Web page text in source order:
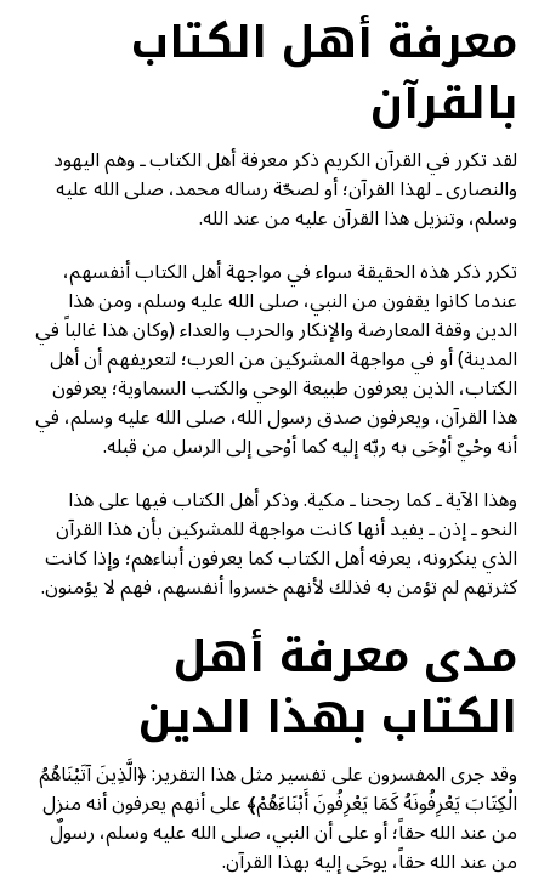
معرفة أهل الكتاب
بالقرآن
لقد تكرر في القرآن الكريم ذكر معرفة أهل الكتاب ـ وهم اليهود
والنصارى ـ لهذا القرآن؛ أو لصحّة رساله محمد، صلى الله عليه
وسلم، وتنزيل هذا القرآن عليه من عند الله.
تكرر ذكر هذه الحقيقة سواء في مواجهة أهل الكتاب أنفسهم،
عندما كانوا يقفون من النبي، صلى الله عليه وسلم، ومن هذا
الدين وقفة المعارضة والإنكار والحرب والعداء (وكان هذا غالباً في
المدينة) أو في مواجهة المشركين من العرب؛ لتعريفهم أن أهل
الكتاب، الذين يعرفون طبيعة الوحي والكتب السماوية؛ يعرفون
هذا القرآن، ويعرفون صدق رسول الله، صلى الله عليه وسلم، في
أنه وحْيٌ أوْحَى به ربّه إليه كما أوْحى إلى الرسل من قبله.
وهذا الآية ـ كما رجحنا ـ مكية. وذكر أهل الكتاب فيها على هذا
النحو ـ إذن ـ يفيد أنها كانت مواجهة للمشركين بأن هذا القرآن
الذي ينكرونه، يعرفه أهل الكتاب كما يعرفون أبناءهم؛ وإذا كانت
كثرتهم لم تؤمن به فذلك لأنهم خسروا أنفسهم، فهم لا يؤمنون.
مدى معرفة أهل
الكتاب بهذا الدين
وقد جرى المفسرون على تفسير مثل هذا التقرير: ﴿الَّذِينَ آتَيْنَاهُمُ
الْكِتَابَ يَعْرِفُونَهُ كَمَا يَعْرِفُونَ أَبْنَاءَهُمْ﴾ على أنهم يعرفون أنه منزل
من عند الله حقاً؛ أو على أن النبي، صلى الله عليه وسلم، رسولٌ
من عند الله حقاً، يوحَى إليه بهذا القرآن.